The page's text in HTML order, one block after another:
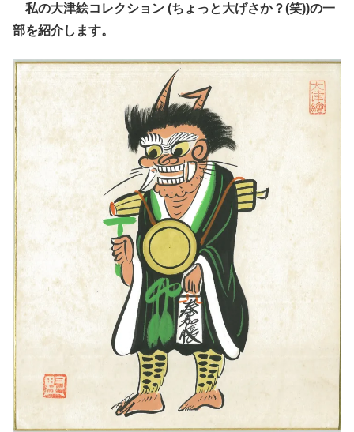
私の大津絵コレクション (ちょっと大げさか？(笑))の一
部を紹介します。